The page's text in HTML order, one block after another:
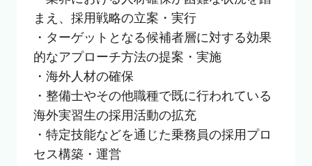
まえ、採用戦略の立案・実行
・ターゲットとなる候補者層に対する効果
的なアプローチ方法の提案・実施
・海外人材の確保
・整備士やその他職種で既に行われている
海外実習生の採用活動の拡充
・特定技能などを通じた乗務員の採用プロ
セス構築・運営